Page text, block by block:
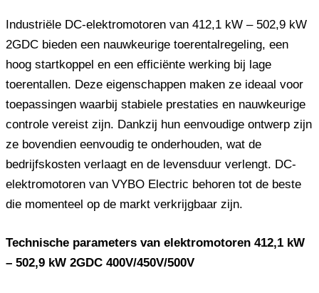
Industriële DC-elektromotoren van 412,1 kW – 502,9 kW
2GDC bieden een nauwkeurige toerentalregeling, een
hoog startkoppel en een efficiënte werking bij lage
toerentallen. Deze eigenschappen maken ze ideaal voor
toepassingen waarbij stabiele prestaties en nauwkeurige
controle vereist zijn. Dankzij hun eenvoudige ontwerp zijn
ze bovendien eenvoudig te onderhouden, wat de
bedrijfskosten verlaagt en de levensduur verlengt. DC-
elektromotoren van VYBO Electric behoren tot de beste
die momenteel op de markt verkrijgbaar zijn.
Technische parameters van elektromotoren 412,1 kW
– 502,9 kW 2GDC 400V/450V/500V